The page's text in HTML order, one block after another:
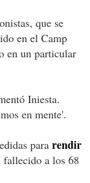
que se
en el Camp
en un particular
Iniesta.
en mente'.
para rendir
fallecido a los 68